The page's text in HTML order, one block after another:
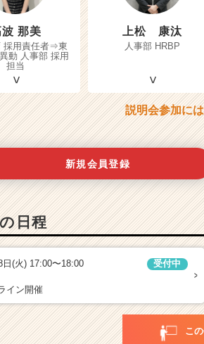
波 那美
採用責任者⇒東
動 人事部 採用
担当
上松 康汰
人事部 HRBP
説明会参加に
新規会員登録
日程
日(火) 17:00〜18:00 受付中
イン開催
こ